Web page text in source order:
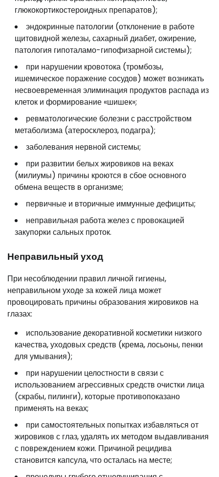
глюкокортикостероидных препаратов);
эндокринные патологии (отклонение в работе
щитовидной железы, сахарный диабет, ожирение,
патология гипоталамо-гипофизарной системы);
при нарушении кровотока (тромбозы,
ишемическое поражение сосудов) может возникать
несвоевременная элиминация продуктов распада из
клеток и формирование «шишек»;
ревматологические болезни с расстройством
метаболизма (атеросклероз, подагра);
заболевания нервной системы;
при развитии белых жировиков на веках
(милиумы) причины кроются в сбое основного
обмена веществ в организме;
первичные и вторичные иммунные дефициты;
неправильная работа желез с провокацией
закупорки сальных проток.
Неправильный уход
При несоблюдении правил личной гигиены,
неправильном уходе за кожей лица может
провоцировать причины образования жировиков на
глазах:
использование декоративной косметики низкого
качества, уходовых средств (крема, лосьоны, пенки
для умывания);
при нарушении целостности в связи с
использованием агрессивных средств очистки лица
(скрабы, пилинги), которые противопоказано
применять на веках;
при самостоятельных попытках избавляться от
жировиков с глаз, удалять их методом выдавливания
с повреждением кожи. Причиной рецидива
становится капсула, что осталась на месте;